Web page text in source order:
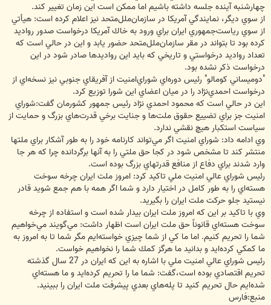
چهارشنبه آينده جلسه داشته باشيم اما ممكن است اين زمان تغيير كند.
از سوي ديگر، نمايندگي آمريكا در سازمان‌ملل‌متحد نيز اعلام كرده است: هيأتي
از سوي رياست‌جمهوري ايران براي ورود به خاك آمريكا درخواست صدور رواديد
كرده بود تا بتواند در مقر سازمان‌ملل‌متحد حضور يابد و اين در حالي است كه
تعداد رواديد درخواستي و تاريخي كه بايد اين رواديدها صادر شود در اين
درخواست ذكر نشده بود.
"دوميساني كومالو" رئيس دوره‌اي شوراي‌امنيت از آفريقاي جنوبي نيز نسخه‌اي از
درخواست احمدي‌نژاد را در ميان اعضاي اين شورا توزيع كرد.
اين در حالي است كه محمود احمدي نژاد رئيس جمهور كشورمان گفت:شوراي
امنيت جز براي تضييع حقوق ملت‌ها و جنايت برخي قدرت‌هاي بزرگ و حمايت از
سياست استكبار هيچ نقشي ندارد.
وي ادامه داد: شوراي امنيت اگر مي‌تواند كارنامه‌ خود را به طور آشكار براي ملتها
منتشر كند تا مشخص شود در كجا حق ملتي را به آنها برگردانده چرا كه هر جا
وارد شدند براي دفاع از منافع قدرتهاي بزرگ بوده است.
رئيس شوراي عالي امنيت ملي تاكيد كرد: امروز ملت ايران چرخه سوخت
هسته‌اي را به طور كامل در اختيار دارد و شما اگر همه با هم جمع شويد قادر
نيستيد جلو حركت ملت ايران را بگيريد.
وي با تاكيد بر اين كه امروز ملت ايران بيدار شده است و استفاده از چرخه
سوخت هسته‌اي قانوناً حق ملت ايران است اظهار داشت: مي‌گويند مي‌خواهيم
شما را تحريم كنيم. اما ما كي از شما چيزي خواسته‌ايم مگر شما تا به امروز به
ما كمكي كرده‌ايد و بدانيد ما هرگز كمك شما را نخواهيم خواست.
رئيس شوراي عالي امنيت ملي با اشاره به اين كه ايران در 27 سال گذشته
تحريم اقتصادي بوده است،گفت: شما ما را تحريم كرده‌ايد و ما هسته‌اي
شده‌ايم حال تحريم كنيد تا پله‌هاي بعدي پيشرفت ملت ايران را ببينيد.
منبع:فارس